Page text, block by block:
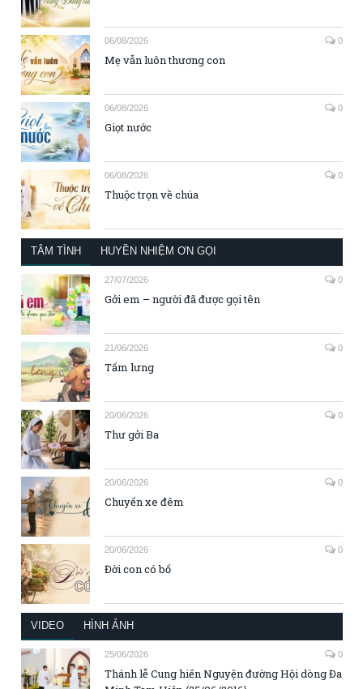
06/08/2026 0
Mẹ vẫn luôn thương con
06/08/2026 0
Giọt nước
06/08/2026 0
Thuộc trọn về chúa
TÂM TÌNH HUYỀN NHIỆM ƠN GỌI
27/07/2026 0
Gởi em – người đã được gọi tên
21/06/2026 0
Tấm lưng
20/06/2026 0
Thư gởi Ba
20/06/2026 0
Chuyến xe đêm
20/06/2026 0
Đời con có bố
VIDEO HÌNH ẢNH
25/06/2026 0
Thánh lễ Cung hiến Nguyện đường Hội dòng Đa